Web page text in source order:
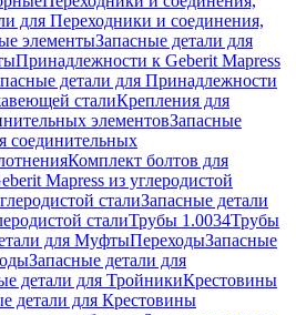
для Переходники и соединения,
элементыЗапасные детали для
Принадлежности к Geberit Mapress
детали для Принадлежности
сталиКрепления для
элементовЗапасные
соединительных
Комплект болтов для
Mapress из углеродистой
сталиЗапасные детали
сталиТрубы 1.0034Трубы
для МуфтыПереходыЗапасные
Запасные детали для
детали для ТройникиКрестовины
детали для Крестовины